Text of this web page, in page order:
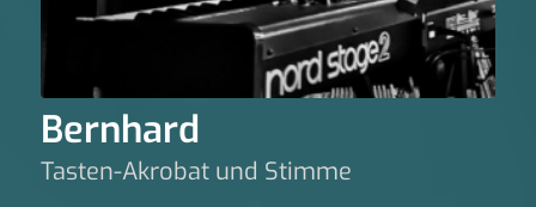
Bernhard
Tasten-Akrobat und Stimme